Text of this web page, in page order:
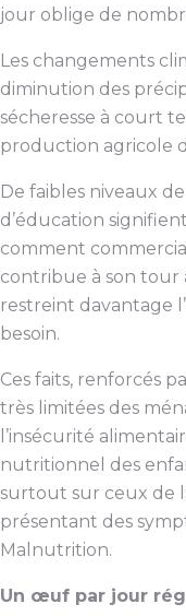
jour oblige de
Les changements
diminution des
sécheresse à court
production agricole
De faibles niveaux
d’éducation
comment
contribue à son tour
restreint davantage
besoin.
Ces faits, renforcés
très limitées des
l’insécurité
nutritionnel des
surtout sur ceux de
présentant des
Malnutrition.
Un œuf par jour